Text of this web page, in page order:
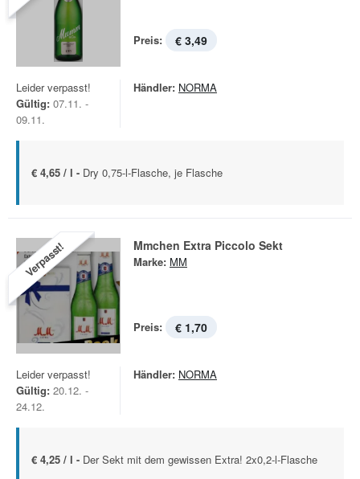
Preis: € 3,49
Leider verpasst!
Gültig: 07.11. -
09.11.
Händler: NORMA
€ 4,65 / l - Dry 0,75-l-Flasche, je Flasche
Verpasst! Mmchen Extra Piccolo Sekt
Marke: MM
Preis: € 1,70
Leider verpasst!
Gültig: 20.12. -
24.12.
Händler: NORMA
€ 4,25 / l - Der Sekt mit dem gewissen Extra! 2x0,2-l-Flasche